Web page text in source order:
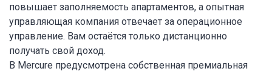
повышает заполняемость апартаментов, а опытная
управляющая компания отвечает за операционное
управление. Вам остаётся только дистанционно
получать свой доход.
В Mercure предусмотрена собственная премиальная